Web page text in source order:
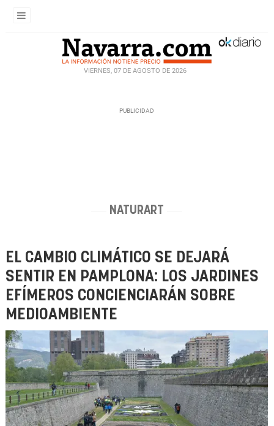
VIERNES, 07 DE AGOSTO DE 2026
NATURART
EL CAMBIO CLIMÁTICO SE DEJARÁ
SENTIR EN PAMPLONA: LOS JARDINES
EFÍMEROS CONCIENCIARÁN SOBRE
MEDIOAMBIENTE